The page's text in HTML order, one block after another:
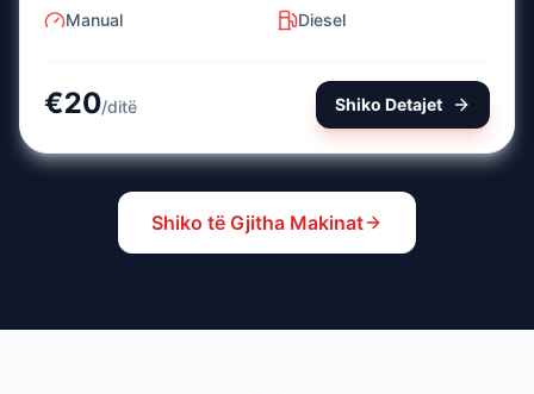
Manual Diesel
€20/ditë Shiko Detajet
Shiko të Gjitha Makinat